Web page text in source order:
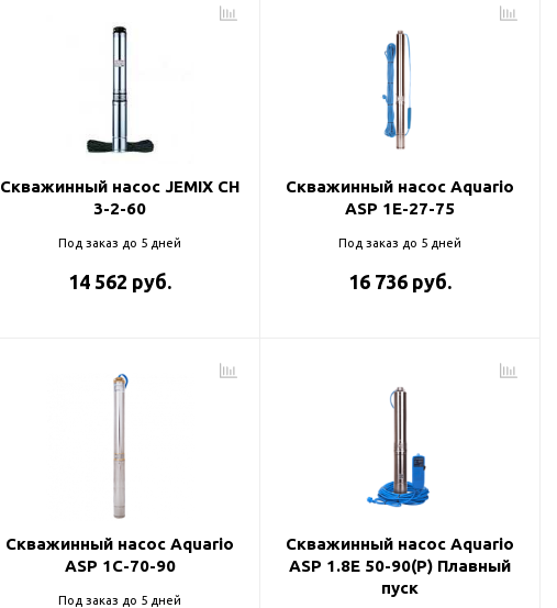
Скважинный насос JEMIX CH
3-2-60
Под заказ до 5 дней
14 562 руб.
Скважинный насос Aquario
ASP 1E-27-75
Под заказ до 5 дней
16 736 руб.
Скважинный насос Aquario
ASP 1С-70-90
Под заказ до 5 дней
Скважинный насос Aquario
ASP 1.8Е 50-90(P) Плавный
пуск